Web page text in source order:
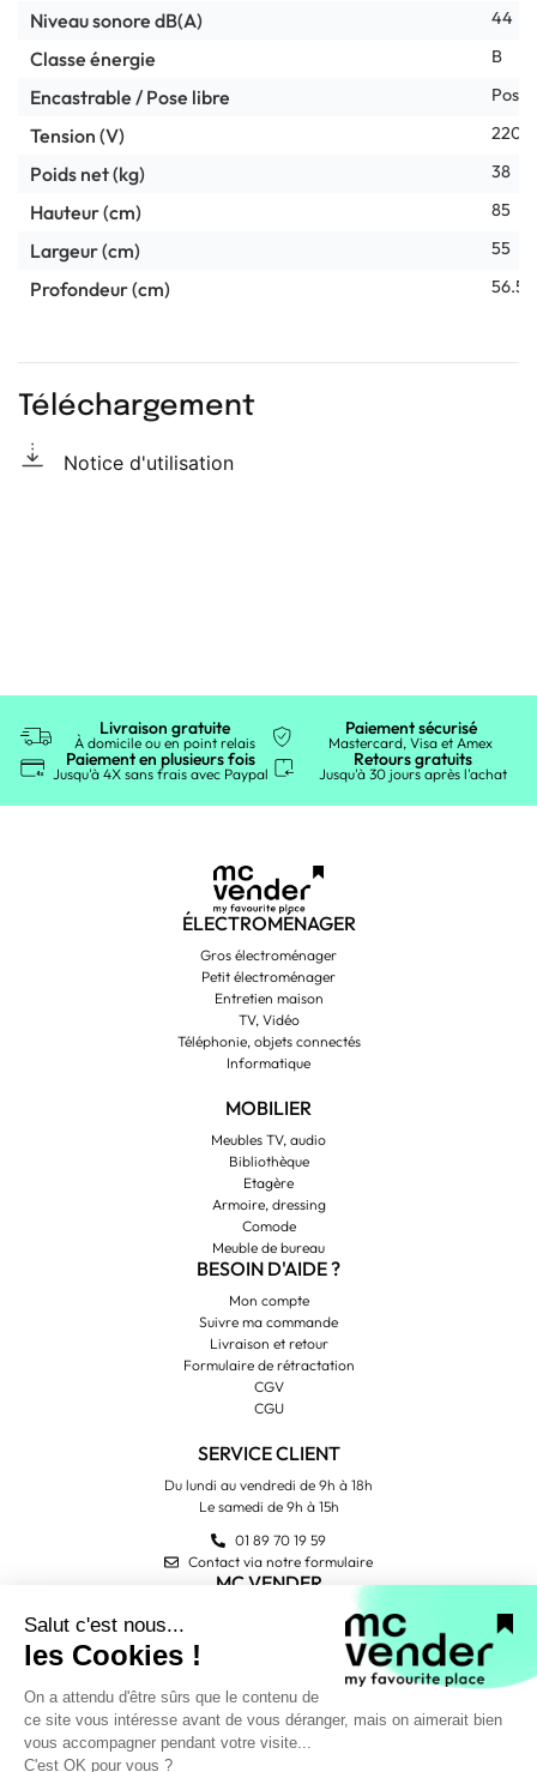
Niveau sonore dB(A) 44
Classe énergie B
Encastrable / Pose libre Pose
Tension (V) 220-
Poids net (kg) 38
Hauteur (cm) 85
Largeur (cm) 55
Profondeur (cm) 56.5
Téléchargement
Notice d'utilisation
Livraison gratuite
À domicile ou en point relais
Paiement sécurisé
Mastercard, Visa et Amex
Paiement en plusieurs fois
Jusqu'à 4X sans frais avec Paypal
Retours gratuits
Jusqu'à 30 jours après l'achat
ÉLECTROMÉNAGER
Gros électroménager
Petit électroménager
Entretien maison
TV, Vidéo
Téléphonie, objets connectés
Informatique
MOBILIER
Meubles TV, audio
Bibliothèque
Etagère
Armoire, dressing
Comode
Meuble de bureau
BESOIN D'AIDE ?
Mon compte
Suivre ma commande
Livraison et retour
Formulaire de rétractation
CGV
CGU
SERVICE CLIENT
Du lundi au vendredi de 9h à 18h
Le samedi de 9h à 15h
01 89 70 19 59
Contact via notre formulaire
MC VENDER
PAIEMENT SÉCURISÉ